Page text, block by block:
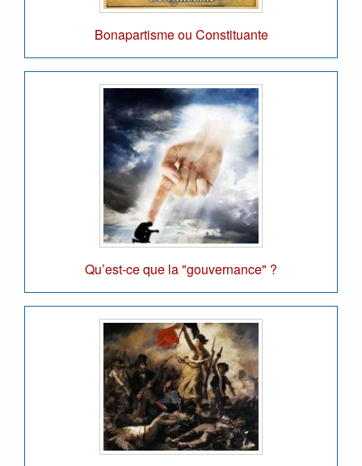
Bonapartisme ou Constituante
Qu’est-ce que la "gouvernance" ?